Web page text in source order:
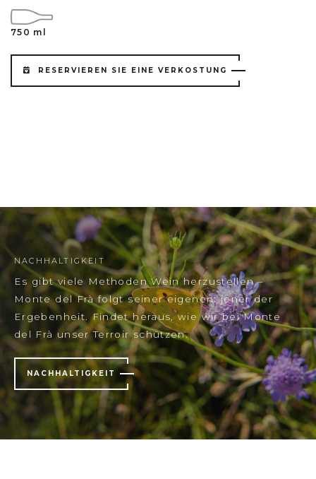
750 ml
RESERVIEREN SIE EINE VERKOSTUNG
NACHHALTIGKEIT
Es gibt viele Methoden Wein herzustellen –
Monte del Frà folgt seiner eigenen: jener der
Ergebenheit. Findet heraus, wie wir bei Monte
del Frà unser Terroir schützen.
NACHHALTIGKEIT